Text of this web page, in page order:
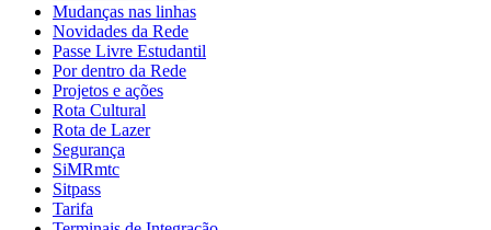
Mudanças nas linhas
Novidades da Rede
Passe Livre Estudantil
Por dentro da Rede
Projetos e ações
Rota Cultural
Rota de Lazer
Segurança
SiMRmtc
Sitpass
Tarifa